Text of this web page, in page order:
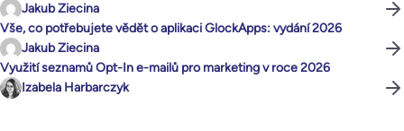
Jakub Ziecina
Vše, co potřebujete vědět o aplikaci GlockApps: vydání 2026
Jakub Ziecina
Využití seznamů Opt-In e-mailů pro marketing v roce 2026
Izabela Harbarczyk